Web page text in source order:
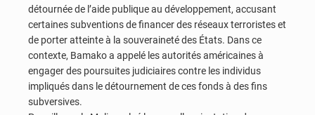
détournée de l’aide publique au développement, accusant
certaines subventions de financer des réseaux terroristes et
de porter atteinte à la souveraineté des États. Dans ce
contexte, Bamako a appelé les autorités américaines à
engager des poursuites judiciaires contre les individus
impliqués dans le détournement de ces fonds à des fins
subversives.